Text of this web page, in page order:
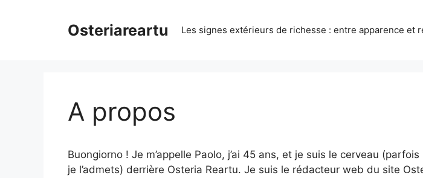
Osteriareartu Les signes extérieurs de richesse : entre apparence et
A propos
Buongiorno ! Je m’appelle Paolo, j’ai 45 ans, et je suis le cerveau
je l’admets) derrière Osteria Reartu. Je suis le rédacteur web du site